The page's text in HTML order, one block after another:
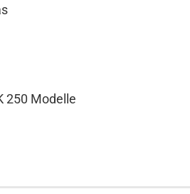
250 Modelle